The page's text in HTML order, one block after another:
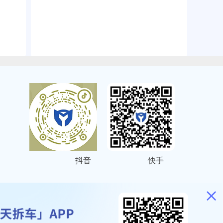
抖音 快手
号